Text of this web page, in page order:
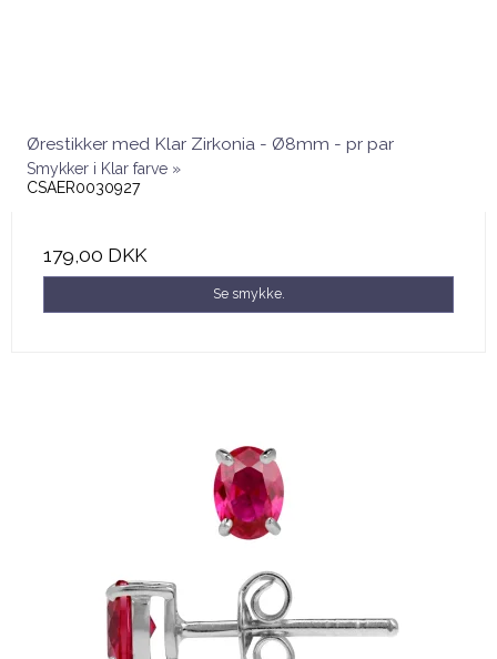
Ørestikker med Klar Zirkonia - Ø8mm - pr par
Smykker i Klar farve »
CSAER0030927
179,00 DKK
Se smykke.